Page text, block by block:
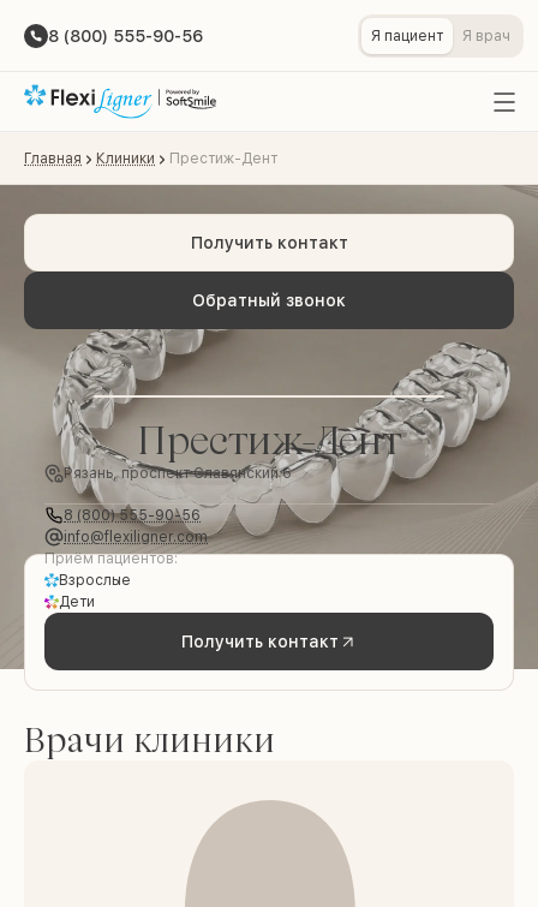
8 (800) 555-90-56 Я пациент Я врач
Главная Клиники Престиж-Дент
Обратный звонок
Получить контакт
Престиж-Дент
Рязань, проспект Славянский 6
8 (800) 555-90-56
info@flexiligner.com
Приём пациентов:
Взрослые
Дети
Получить контакт
Врачи клиники